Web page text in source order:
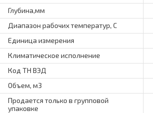
Глубина,мм
Диапазон рабочих температур, С
Единица измерения
Климатическое исполнение
Код ТН ВЭД
Объем, м3
Продается только в групповой
упаковке